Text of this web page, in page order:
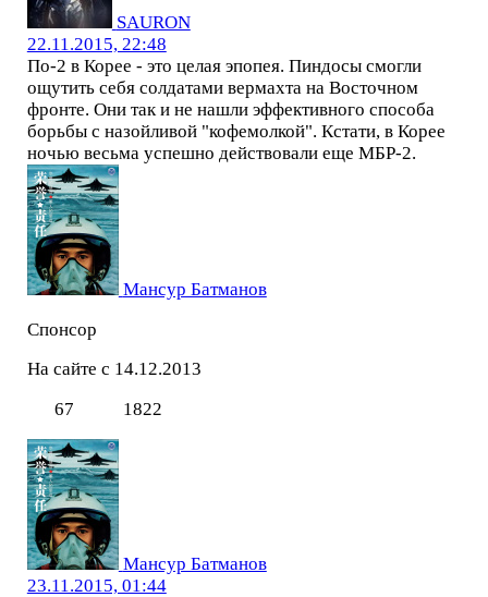
SAURON
22.11.2015, 22:48
По-2 в Корее - это целая эпопея. Пиндосы смогли
ощутить себя солдатами вермахта на Восточном
фронте. Они так и не нашли эффективного способа
борьбы с назойливой "кофемолкой". Кстати, в Корее
ночью весьма успешно действовали еще МБР-2.
Мансур Батманов
Спонсор
На сайте с 14.12.2013
67
1822
Мансур Батманов
23.11.2015, 01:44